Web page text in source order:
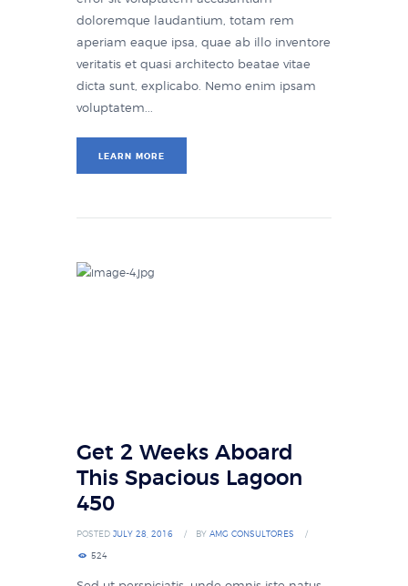
doloremque laudantium, totam rem
aperiam eaque ipsa, quae ab illo inventore
veritatis et quasi architecto beatae vitae
dicta sunt, explicabo. Nemo enim ipsam
voluptatem...
LEARN MORE
Get 2 Weeks Aboard
This Spacious Lagoon
450
POSTED JULY 28, 2016 BY AMG CONSULTORES
524